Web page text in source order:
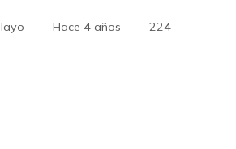
Hace 4 años 224